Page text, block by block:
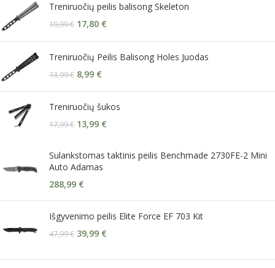
Treniruočių peilis balisong Skeleton
19,99€ 17,80 €
Treniruočių Peilis Balisong Holes Juodas
13,99€ 8,99 €
Treniruočių šukos
17,99€ 13,99 €
Sulankstomas taktinis peilis Benchmade 2730FE-2 Mini
Auto Adamas
288,99 €
Išgyvenimo peilis Elite Force EF 703 Kit
47,99€ 39,99 €